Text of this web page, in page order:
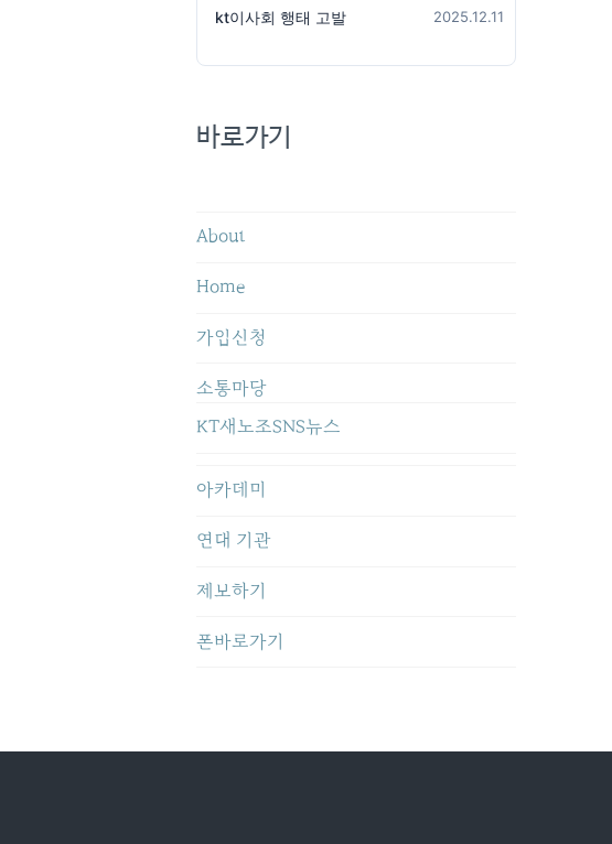
kt이사회 행태 고발 2025.12.11
바로가기
About
Home
가입신청
소통마당
KT새노조SNS뉴스
아카데미
연대 기관
제보하기
폰바로가기